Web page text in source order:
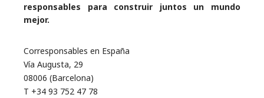
responsables para construir juntos un mundo
mejor.
Corresponsables en España
Vía Augusta, 29
08006 (Barcelona)
T +34 93 752 47 78